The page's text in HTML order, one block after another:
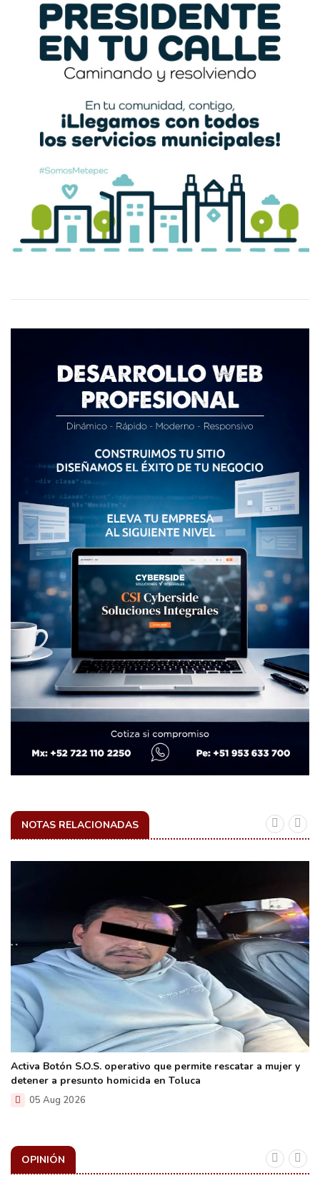
NOTAS RELACIONADAS
Activa Botón S.O.S. operativo que permite rescatar a mujer y
detener a presunto homicida en Toluca
05 Aug 2026
OPINIÓN